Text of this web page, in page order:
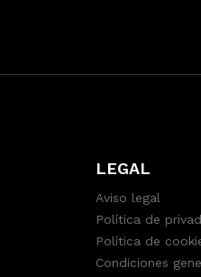
LEGAL
Aviso legal
Política de
Política de
Condiciones